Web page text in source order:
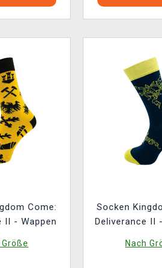
Come:
II - Wappen
Größe
Socken
Deliverance II
Nach